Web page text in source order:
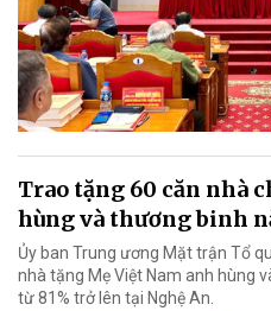
Trao tặng 60 căn nhà
hùng và thương binh
Ủy ban Trung ương Mặt trận Tổ
nhà tặng Mẹ Việt Nam anh hùng
từ 81% trở lên tại Nghệ An.